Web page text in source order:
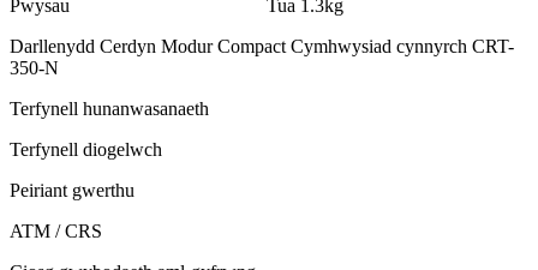
Pwysau
Tua 1.3kg
Darllenydd Cerdyn Modur Compact Cymhwysiad cynnyrch CRT-
350-N
Terfynell hunanwasanaeth
Terfynell diogelwch
Peiriant gwerthu
ATM / CRS